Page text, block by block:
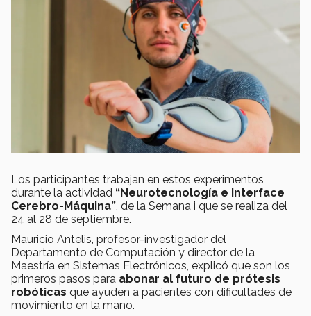
Los participantes trabajan en estos experimentos
durante la actividad “Neurotecnología e Interface
Cerebro-Máquina”, de la Semana i que se realiza del
24 al 28 de septiembre.
Mauricio Antelis, profesor-investigador del
Departamento de Computación y director de la
Maestría en Sistemas Electrónicos, explicó que son los
primeros pasos para abonar al futuro de prótesis
robóticas que ayuden a pacientes con dificultades de
movimiento en la mano.